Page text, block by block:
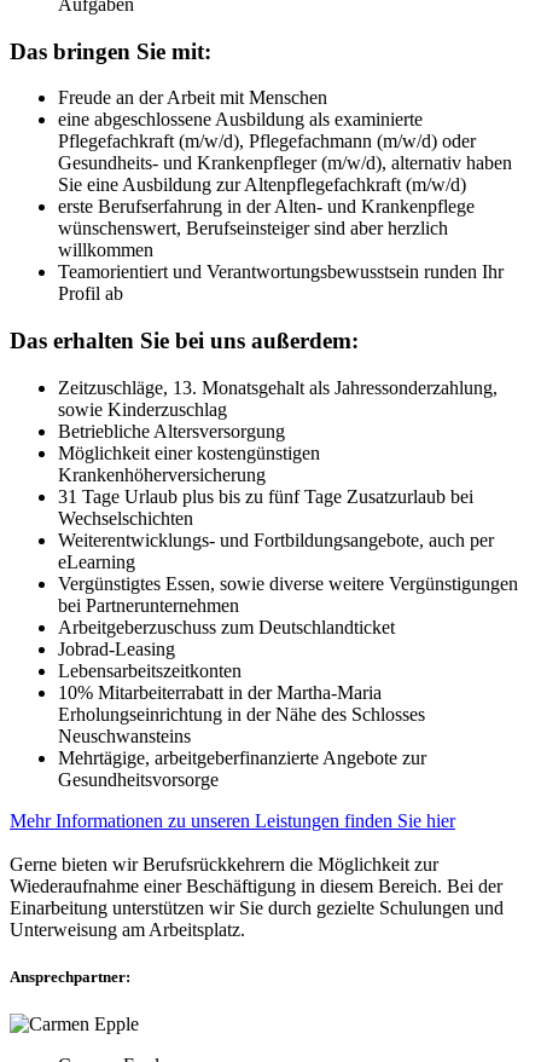
Aufgaben
Das bringen Sie mit:
Freude an der Arbeit mit Menschen
eine abgeschlossene Ausbildung als examinierte
Pflegefachkraft (m/w/d), Pflegefachmann (m/w/d) oder
Gesundheits- und Krankenpfleger (m/w/d), alternativ haben
Sie eine Ausbildung zur Altenpflegefachkraft (m/w/d)
erste Berufserfahrung in der Alten- und Krankenpflege
wünschenswert, Berufseinsteiger sind aber herzlich
willkommen
Teamorientiert und Verantwortungsbewusstsein runden Ihr
Profil ab
Das erhalten Sie bei uns außerdem:
Zeitzuschläge, 13. Monatsgehalt als Jahressonderzahlung,
sowie Kinderzuschlag
Betriebliche Altersversorgung
Möglichkeit einer kostengünstigen
Krankenhöherversicherung
31 Tage Urlaub plus bis zu fünf Tage Zusatzurlaub bei
Wechselschichten
Weiterentwicklungs- und Fortbildungsangebote, auch per
eLearning
Vergünstigtes Essen, sowie diverse weitere Vergünstigungen
bei Partnerunternehmen
Arbeitgeberzuschuss zum Deutschlandticket
Jobrad-Leasing
Lebensarbeitszeitkonten
10% Mitarbeiterrabatt in der Martha-Maria
Erholungseinrichtung in der Nähe des Schlosses
Neuschwansteins
Mehrtägige, arbeitgeberfinanzierte Angebote zur
Gesundheitsvorsorge
Mehr Informationen zu unseren Leistungen finden Sie hier
Gerne bieten wir Berufsrückkehrern die Möglichkeit zur
Wiederaufnahme einer Beschäftigung in diesem Bereich. Bei der
Einarbeitung unterstützen wir Sie durch gezielte Schulungen und
Unterweisung am Arbeitsplatz.
Ansprechpartner: